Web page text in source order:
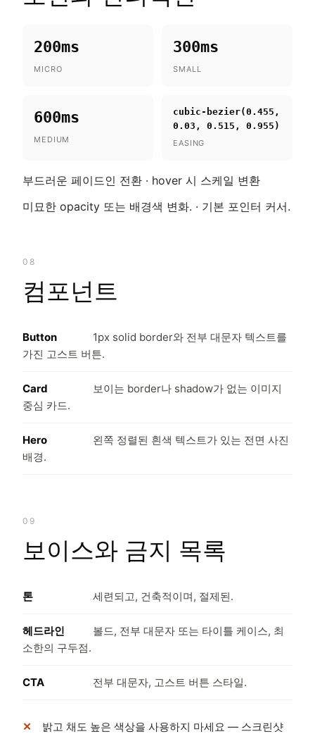
200ms
MICRO
300ms
SMALL
600ms
MEDIUM
cubic-bezier(0.455,
0.03, 0.515, 0.955)
EASING
부드러운 페이드인 전환 · hover 시 스케일 변환
미묘한 opacity 또는 배경색 변화. · 기본 포인터 커서.
08
컴포넌트
Button
1px solid border와 전부 대문자 텍스트를
가진 고스트 버튼.
Card
보이는 border나 shadow가 없는 이미지
중심 카드.
Hero
왼쪽 정렬된 흰색 텍스트가 있는 전면 사진
배경.
09
보이스와 금지 목록
톤 세련되고, 건축적이며, 절제된.
헤드라인
볼드, 전부 대문자 또는 타이틀 케이스, 최
소한의 구두점.
CTA 전부 대문자, 고스트 버튼 스타일.
밝고 채도 높은 색상을 사용하지 마세요 — 스크린샷